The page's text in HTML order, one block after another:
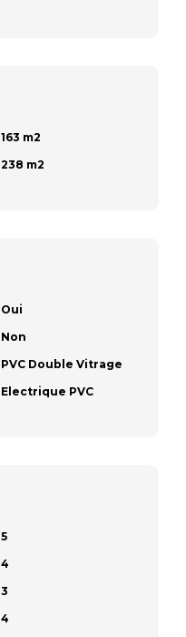
163 m2
238 m2
Oui
Non
PVC Double Vitrage
Electrique PVC
5
4
3
4